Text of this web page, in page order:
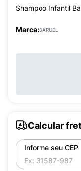
Shampoo Infantil
Marca:BARUEL
Calcular
Informe seu CEP